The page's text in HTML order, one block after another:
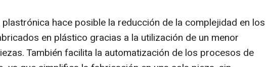
hace posible la reducción de la complejidad en los
en plástico gracias a la utilización de un menor
También facilita la automatización de los procesos de